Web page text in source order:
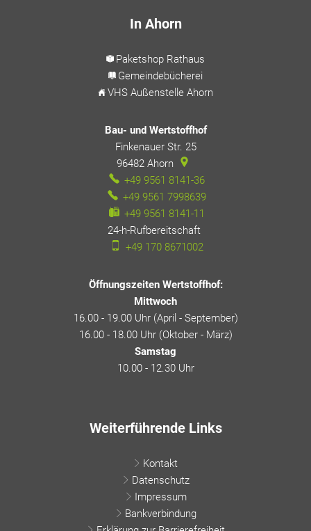
In Ahorn
Paketshop Rathaus
Gemeindebücherei
VHS Außenstelle Ahorn
Bau- und Wertstoffhof
Finkenauer Str. 25
96482 Ahorn
+49 9561 8141-36
+49 9561 7998639
+49 9561 8141-11
24-h-Rufbereitschaft
+49 170 8671002
Öffnungszeiten Wertstoffhof:
Mittwoch
16.00 - 19.00 Uhr (April - September)
16.00 - 18.00 Uhr (Oktober - März)
Samstag
10.00 - 12.30 Uhr
Weiterführende Links
Kontakt
Datenschutz
Impressum
Bankverbindung